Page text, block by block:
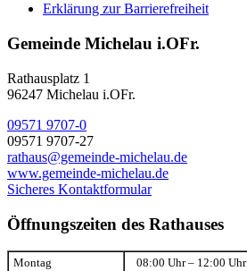
Erklärung zur Barrierefreiheit
Gemeinde Michelau i.OFr.
Rathausplatz 1
96247 Michelau i.OFr.
09571 9707-0
09571 9707-27
rathaus@gemeinde-michelau.de
www.gemeinde-michelau.de
Sicheres Kontaktformular
Öffnungszeiten des Rathauses
Montag 08:00 Uhr – 12:00 Uhr